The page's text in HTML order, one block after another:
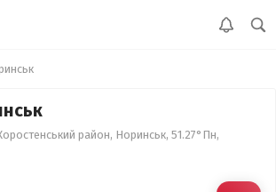
район, Норинськ, 51.27°Пн,